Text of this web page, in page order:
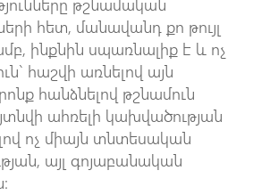
թշնամական
հետ, մանավանդ քո թույլ
ինքնին սպառնալիք է և ոչ
հաշվի առնելով այն
հանձնելով թշնամուն
ահռելի կախվածության
ոչ միայն տնտեսական
այլ գոյաբանական